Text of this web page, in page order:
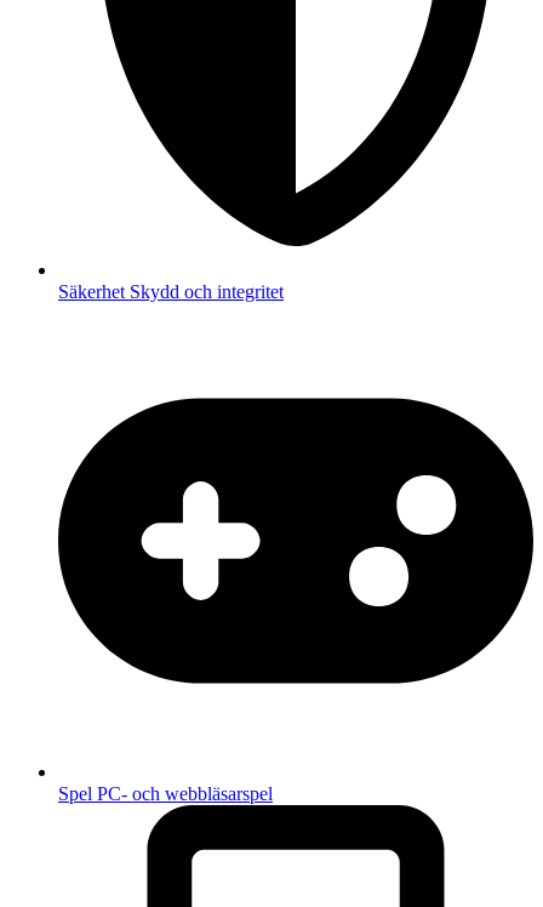
Säkerhet Skydd och integritet
Spel PC- och webbläsarspel